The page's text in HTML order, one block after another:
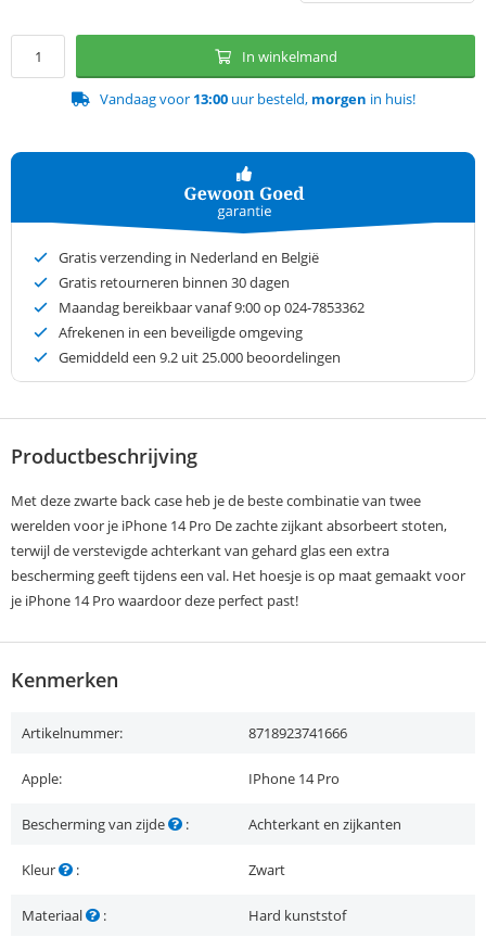
In winkelmand
Vandaag voor 13:00uur besteld, morgen in huis!
Gratis verzending in Nederland en België
Gratis retourneren binnen 30 dagen
Maandag bereikbaar vanaf 9:00 op 024-7853362
Afrekenen in een beveiligde omgeving
Gemiddeld een 9.2 uit 25.000 beoordelingen
Productbeschrijving
Met deze zwarte back case heb je de beste combinatie van twee
werelden voor je iPhone 14 Pro De zachte zijkant absorbeert stoten,
terwijl de verstevigde achterkant van gehard glas een extra
bescherming geeft tijdens een val. Het hoesje is op maat gemaakt voor
je iPhone 14 Pro waardoor deze perfect past!
Kenmerken
Artikelnummer: 8718923741666
Apple: IPhone 14 Pro
Bescherming van zijde : Achterkant en zijkanten
Kleur : Zwart
Materiaal : Hard kunststof